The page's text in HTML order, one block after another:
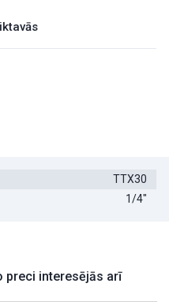
TTX30
1/4"
preci interesējās arī